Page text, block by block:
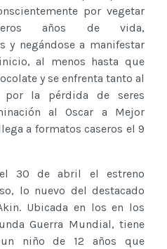
por vegetar
años de vida,
y negándose a manifestar
al menos hasta que
y se enfrenta tanto al
la pérdida de seres
al Oscar a Mejor
a formatos caseros el 9
el 30 de abril el estreno
lo nuevo del destacado
Ubicada en los en los
Guerra Mundial, tiene
niño de 12 años que